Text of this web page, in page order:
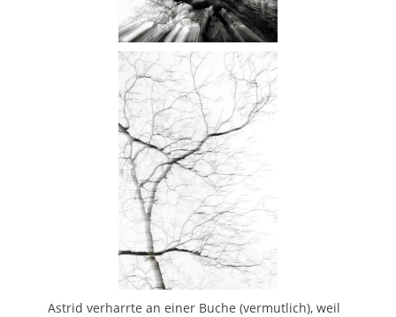
Astrid verharrte an einer Buche (vermutlich), weil